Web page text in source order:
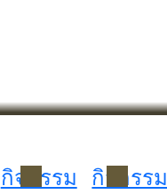
กิจกรรม กิจกรรม